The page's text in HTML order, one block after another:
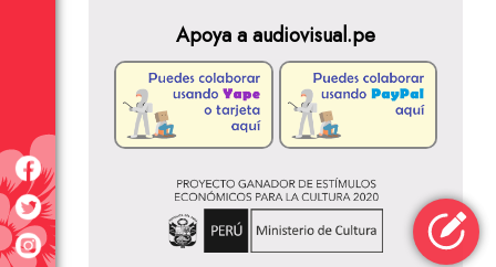
Apoya a audiovisual.pe
El destino
no tiene favoritos